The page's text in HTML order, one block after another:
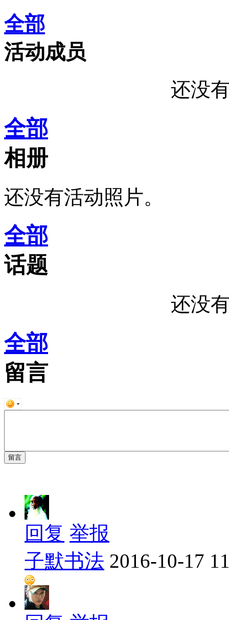
全部
活动成员
还没
全部
相册
还没有活动照片。
全部
话题
还没
全部
留言
回复 举报
子默书法 2016-10-17